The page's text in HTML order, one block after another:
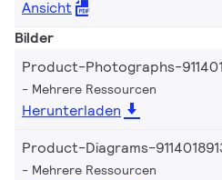
Ansicht
Bilder
Product-Photographs-
Mehrere Ressourcen
Herunterladen
Product-Diagrams-
Mehrere Ressourcen